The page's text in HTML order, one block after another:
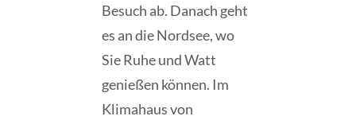
Besuch ab. Danach geht
es an die Nordsee, wo
Sie Ruhe und Watt
genießen können. Im
Klimahaus von